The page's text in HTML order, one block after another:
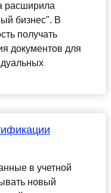
расширила
бизнес". В
получать
документов для
в учетной
новый